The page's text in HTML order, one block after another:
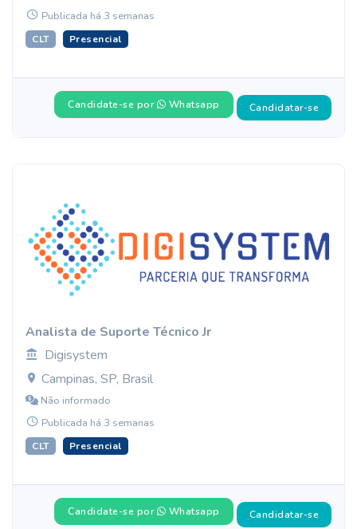
Publicada há 3 semanas
CLT Presencial
Candidate-se por Whatsapp Candidatar-se
Analista de Suporte Técnico Jr
Digisystem
Campinas, SP, Brasil
Não informado
Publicada há 3 semanas
CLT Presencial
Candidate-se por Whatsapp Candidatar-se